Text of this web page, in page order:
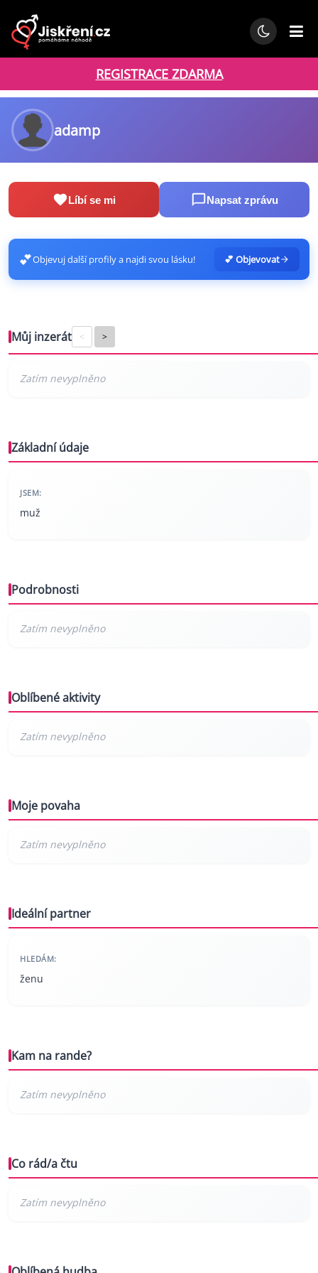
REGISTRACE ZDARMA
adamp
Líbí se mi Napsat zprávu
💕Objevuj další profily a najdi svou lásku! 💕 Objevovat
Můj inzerát < >
Základní údaje
JSEM:
muž
Podrobnosti
Oblíbené aktivity
Moje povaha
Ideální partner
HLEDÁM:
ženu
Kam na rande?
Co rád/a čtu